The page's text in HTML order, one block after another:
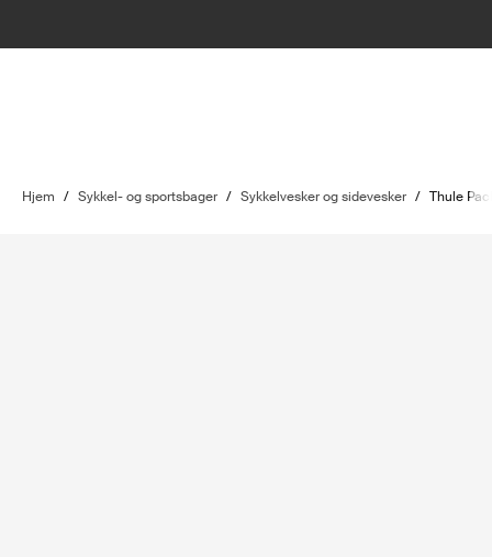
Hjem / Sykkel- og sportsbager / Sykkelvesker og sidevesker / Thule